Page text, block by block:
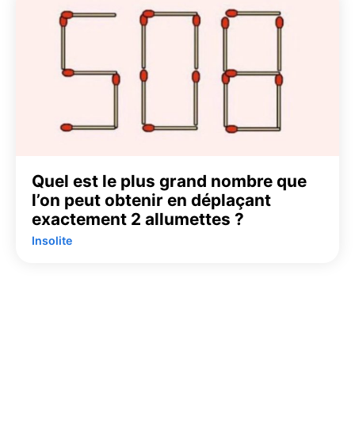
Quel est le plus grand nombre que
l’on peut obtenir en déplaçant
exactement 2 allumettes ?
Insolite